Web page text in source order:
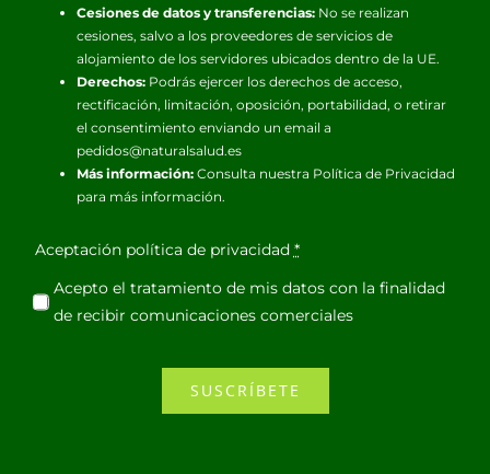
Cesiones de datos y transferencias:No se realizan
cesiones, salvo a los proveedores de servicios de
alojamiento de los servidores ubicados dentro de la UE.
Derechos:Podrás ejercer los derechos de acceso,
rectificación, limitación, oposición, portabilidad, o retirar
el consentimiento enviando un email a
pedidos@naturalsalud.es
Más información:Consulta nuestra Política de Privacidad
para más información.
Aceptación política de privacidad *
Acepto el tratamiento de mis datos con la finalidad
de recibir comunicaciones comerciales
SUSCRÍBETE